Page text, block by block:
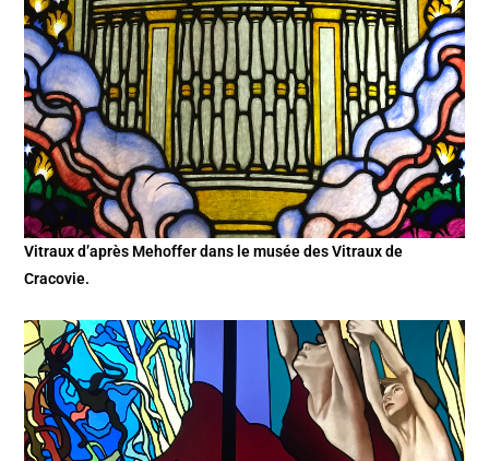
Vitraux d’après Mehoffer dans le musée des Vitraux de
Cracovie.